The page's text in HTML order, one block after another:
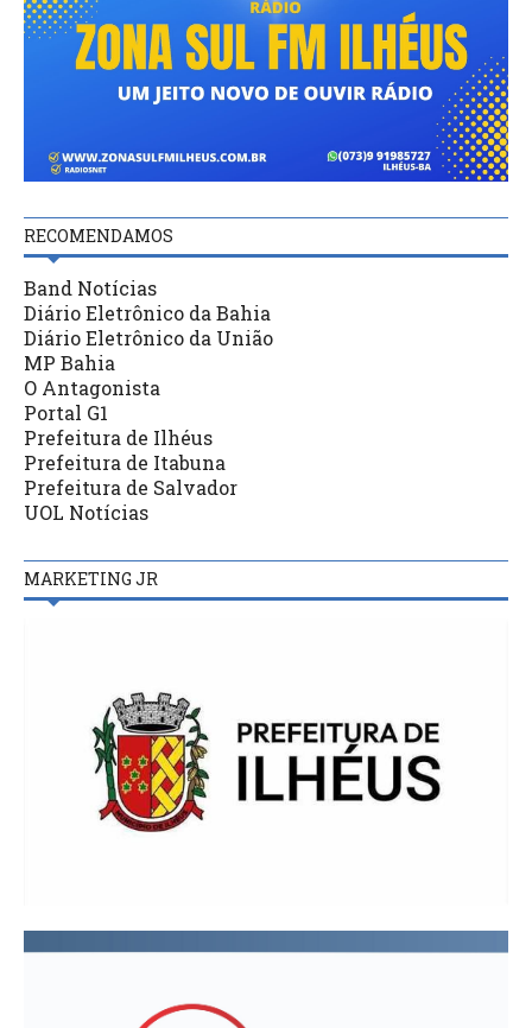
RECOMENDAMOS
Band Notícias
Diário Eletrônico da Bahia
Diário Eletrônico da União
MP Bahia
O Antagonista
Portal G1
Prefeitura de Ilhéus
Prefeitura de Itabuna
Prefeitura de Salvador
UOL Notícias
MARKETING JR